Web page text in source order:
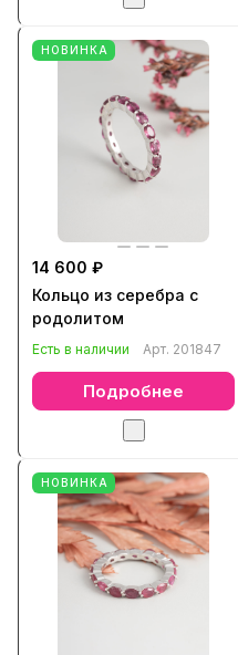
НОВИНКА
14 600 ₽
Кольцо из серебра с
родолитом
Есть в наличии Арт. 201847
Подробнее
НОВИНКА